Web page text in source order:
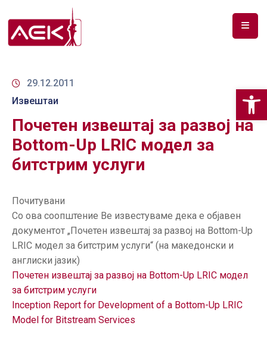
ЗА
ДОКУМЕНТИ
РФ
СПЕКТАР
АНАЛИЗА
НА
ПАЗАР
ГРИЖА
ЈАВНИ
29.12.2011
Извештаи
Почетен извештај за развој на
Bottom-Up LRIC модел за
битстрим услуги
Почитувани
Со ова соопштение Ве известуваме дека е објавен
документот „Почетен извештај за развој на Bottom-Up
LRIC модел за битстрим услуги“ (на македонски и
англиски јазик)
Почетен извештај за развој на Bottom-Up LRIC модел
за битстрим услуги
Inception Report for Development of a Bottom-Up LRIC
Model for Bitstream Services